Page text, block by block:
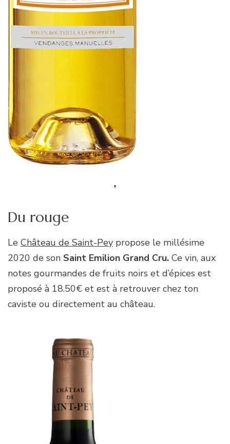
Du rouge
Le Château de Saint-Pey propose le millésime
2020 de son Saint Emilion Grand Cru. Ce vin, aux
notes gourmandes de fruits noirs et d’épices est
proposé à 18.50€ et est à retrouver chez ton
caviste ou directement au château.